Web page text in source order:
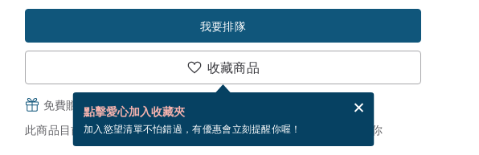
我要排隊
收藏商品
點擊愛心加入收藏夾
加入慾望清單不怕錯過，有優惠會立刻提醒你喔！
免費贈送電子賀卡，結帳完成後填寫
此商品目前沒現貨，你可以按「我要排隊」，當有貨會主動發信通知你